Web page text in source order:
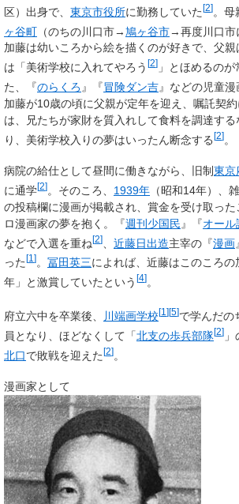
区）出身で、 東京市役所に勤務していた [2] 。母
ヶ谷町 （のちの川口市→鳩ヶ谷市→再度川口市
加藤は幼いころから絵を描くのが好きで、父
は「美術学校に入れてやろう [2] 」とほめるの
た、『のらくろ 』『冒険ダン吉』などの児童
加藤が10歳の頃に父親が定年を迎え、嘱託契
は、兄たちが家財を質入れして食料を調達す
り、美術学校入りの夢はいったん断念する[2]。
病院の給仕として昼間に働きながら、旧制東京
に通学[2] 。そのころ、 1939年 （昭和14年）、
の投稿欄に漫画が掲載され、賞金を受け取っ
ロ漫画家の夢を抱く。『週刊少国民 』『オール
などで入選を重ね[2] 近藤日出造主宰の『漫画
った [1 ] 。 冨田英三によれば、近藤はこのころ
年」と激賞していたという [4]。
府立六中を卒業後、 川端画学校[1 ][5]で学んだの
員となり、ほどなくして「北支の歩兵部隊[2]
北口で敗戦を迎えた[2]。
漫画家として